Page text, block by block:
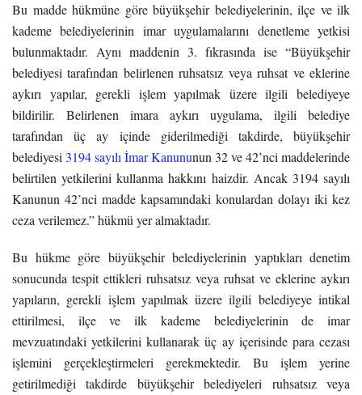
Bu madde hükmüne göre büyükşehir belediyelerinin, ilçe ve ilk
kademe belediyelerinin imar uygulamalarını denetleme yetkisi
bulunmaktadır. Aynı maddenin 3. fıkrasında ise “Büyükşehir
belediyesi tarafından belirlenen ruhsatsız veya ruhsat ve eklerine
aykırı yapılar, gerekli işlem yapılmak üzere ilgili belediyeye
bildirilir. Belirlenen imara aykırı uygulama, ilgili belediye
tarafından üç ay içinde giderilmediği takdirde, büyükşehir
belediyesi 3194 sayılı İmar Kanununun 32 ve 42’nci maddelerinde
belirtilen yetkilerini kullanma hakkını haizdir. Ancak 3194 sayılı
Kanunun 42’nci madde kapsamındaki konulardan dolayı iki kez
ceza verilemez.” hükmü yer almaktadır.
Bu hükme göre büyükşehir belediyelerinin yaptıkları denetim
sonucunda tespit ettikleri ruhsatsız veya ruhsat ve eklerine aykırı
yapıların, gerekli işlem yapılmak üzere ilgili belediyeye intikal
ettirilmesi, ilçe ve ilk kademe belediyelerinin de imar
mevzuatındaki yetkilerini kullanarak üç ay içerisinde para cezası
işlemini gerçekleştirmeleri gerekmektedir. Bu işlem yerine
getirilmediği takdirde büyükşehir belediyeleri ruhsatsız veya